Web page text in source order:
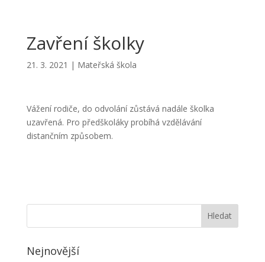
Zavření školky
21. 3. 2021 | Mateřská škola
Vážení rodiče, do odvolání zůstává nadále školka
uzavřená. Pro předškoláky probíhá vzdělávání
distančním způsobem.
Nejnovější